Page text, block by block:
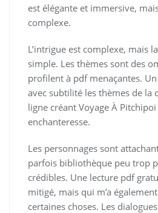
est élégante et immersive,
complexe.
L’intrigue est complexe, mais
simple. Les thèmes sont des
profilent à pdf menaçantes.
avec subtilité les thèmes de la
ligne créant Voyage À
enchanteresse.
Les personnages sont
parfois bibliothèque peu trop
crédibles. Une lecture pdf
mitigé, mais qui m’a
certaines choses. Les